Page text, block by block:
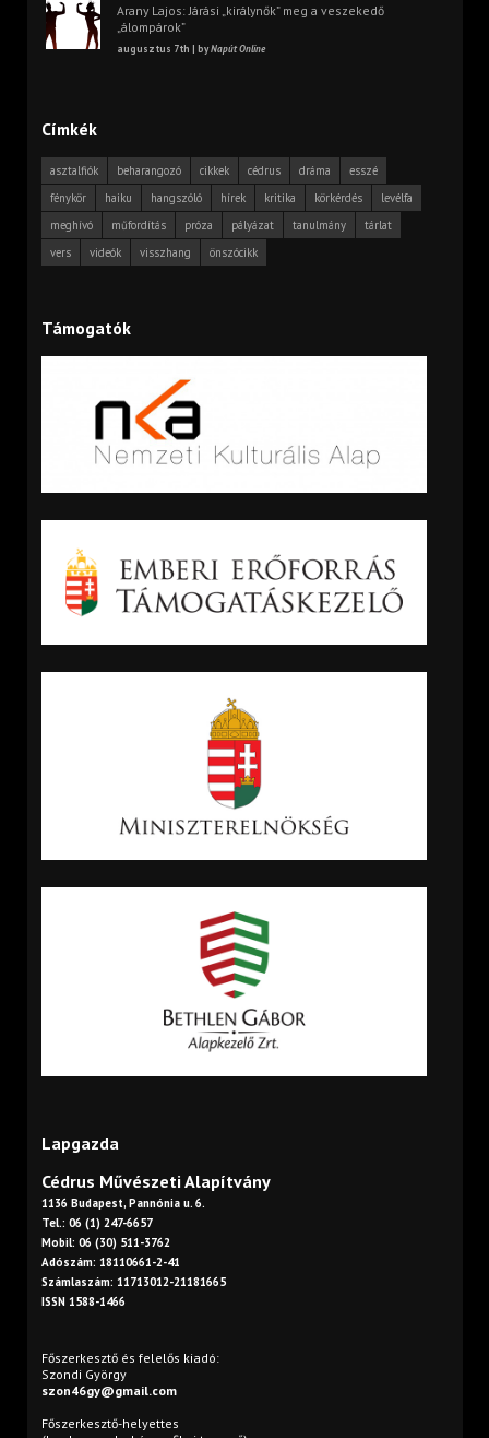
Arany Lajos: Járási „királynők” meg a veszekedő
„álompárok”
augusztus 7th | byNapút Online
Címkék
asztalfiók beharangozó cikkek cédrus dráma
esszé
fénykör
haiku hangszóló hírek kritika körkérdés
levélfa
meghívó
műfordítás próza pályázat tanulmány
tárlat
vers
videók visszhang önszócikk
Támogatók
Lapgazda
Cédrus Művészeti Alapítvány
1136 Budapest, Pannónia u. 6.
Tel.: 06 (1) 247-6657
Mobil: 06 (30) 511-3762
Adószám: 18110661-2-41
Számlaszám: 11713012-21181665
ISSN 1588-1466
Főszerkesztő és felelős kiadó:
Szondi György
szon46gy@gmail.com
Főszerkesztő-helyettes